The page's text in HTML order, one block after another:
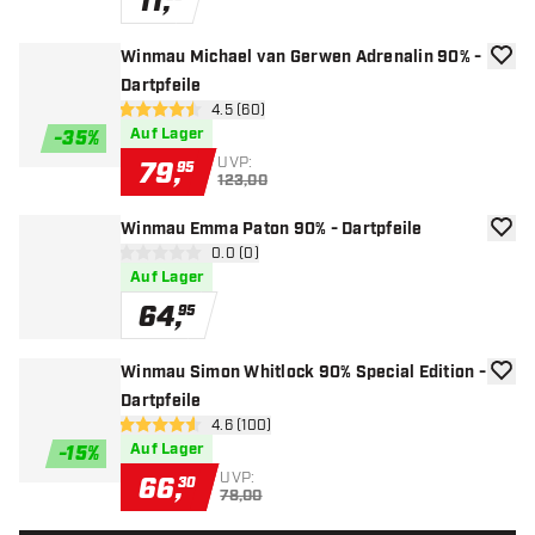
-35%
Winmau Michael van Gerwen Adrenalin 90% -
Dartpfeile
Bewertungsbereich öffnen
4.5 Bewertungssterne
4.5 (60)
Auf Lager
79,95 UVP:
123,00
Zur
Winmau Emma Paton 90% - Dartpfeile
Bewertungsbereich öffnen
0 Bewertungssterne
0.0 (0)
Auf Lager
64,95
Zur
-15%
Winmau Simon Whitlock 90% Special Edition -
Dartpfeile
Bewertungsbereich öffnen
4.6 Bewertungssterne
4.6 (100)
Auf Lager
66,30 UVP:
78,00
Zur